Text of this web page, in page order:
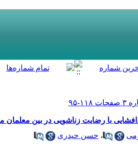
با رضایت زناشویی در بین معلمان
، حسن حیدری